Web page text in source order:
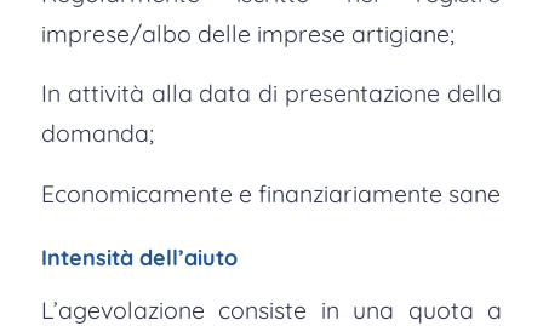
imprese/albo delle imprese artigiane;
In attività alla data di presentazione della
domanda;
Economicamente e finanziariamente sane
Intensità dell’aiuto
L’agevolazione consiste in una quota a